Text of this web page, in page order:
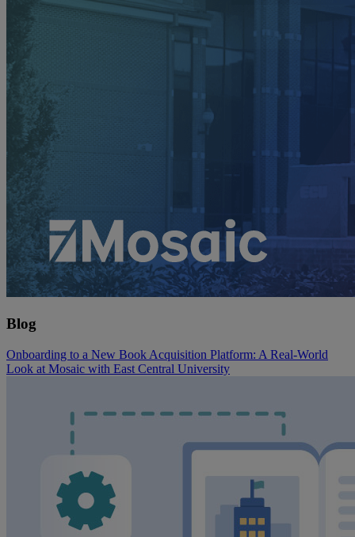
Blog
Onboarding to a New Book Acquisition Platform: A Real-World
Look at Mosaic with East Central University